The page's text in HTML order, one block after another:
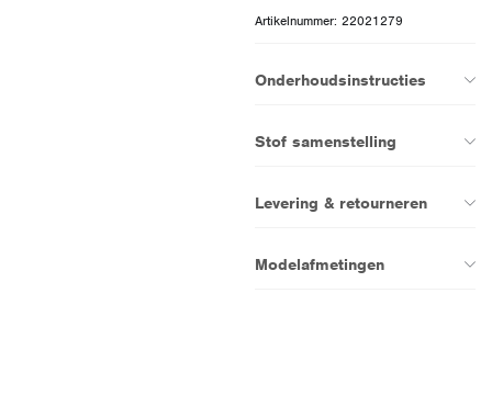
Artikelnummer: 22021279
Onderhoudsinstructies
Stof samenstelling
Levering & retourneren
Modelafmetingen